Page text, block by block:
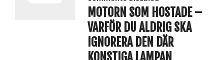
MOTORN SOM HOSTADE –
VARFÖR DU ALDRIG SKA
IGNORERA DEN DÄR
KONSTIGA LAMPAN